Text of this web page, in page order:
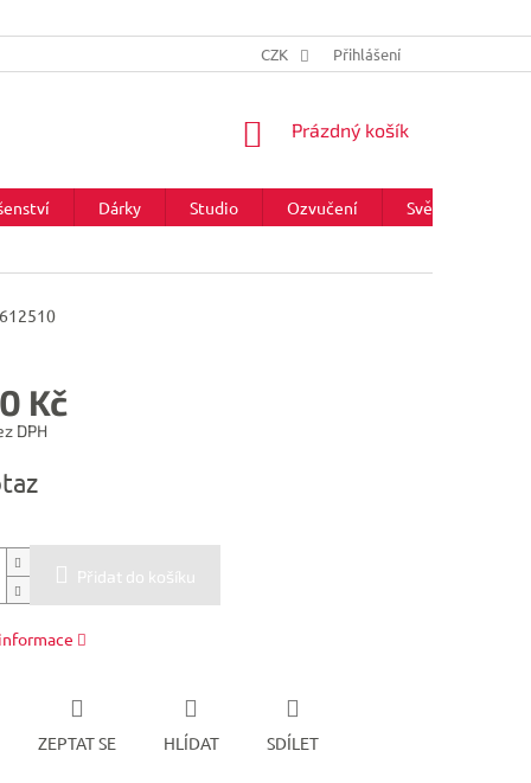
CZK Přihlášení
NÁKUPNÍ
Prázdný košík
Dárky Studio Ozvučení Světla
Kč
DPH
Přidat do košíku
ZEPTAT SE HLÍDAT SDÍLET